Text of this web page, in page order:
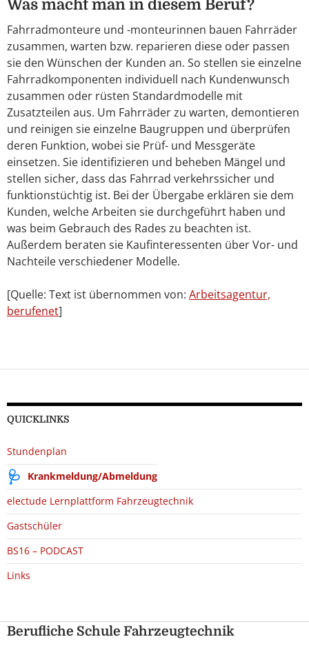
Was macht man in diesem Beruf?
Fahrradmonteure und -monteurinnen bauen Fahrräder
zusammen, warten bzw. reparieren diese oder passen
sie den Wünschen der Kunden an. So stellen sie einzelne
Fahrradkomponenten individuell nach Kundenwunsch
zusammen oder rüsten Standardmodelle mit
Zusatzteilen aus. Um Fahrräder zu warten, demontieren
und reinigen sie einzelne Baugruppen und überprüfen
deren Funktion, wobei sie Prüf- und Messgeräte
einsetzen. Sie identifizieren und beheben Mängel und
stellen sicher, dass das Fahrrad verkehrssicher und
funktionstüchtig ist. Bei der Übergabe erklären sie dem
Kunden, welche Arbeiten sie durchgeführt haben und
was beim Gebrauch des Rades zu beachten ist.
Außerdem beraten sie Kaufinteressenten über Vor- und
Nachteile verschiedener Modelle.
[Quelle: Text ist übernommen von: Arbeitsagentur,
berufenet]
QUICKLINKS
Stundenplan
Krankmeldung/Abmeldung
electude Lernplattform Fahrzeugtechnik
Gastschüler
BS16 – PODCAST
Links
Berufliche Schule Fahrzeugtechnik